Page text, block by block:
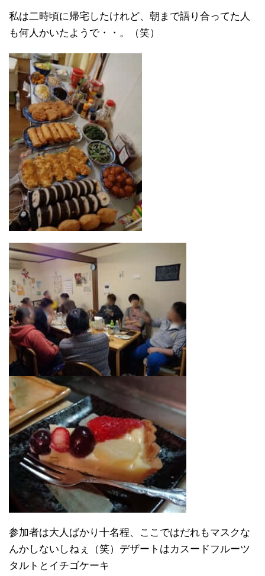
私は二時頃に帰宅したけれど、朝まで語り合ってた人
も何人かいたようで・・。（笑）
参加者は大人ばかり十名程、ここではだれもマスクな
んかしないしねぇ（笑）デザートはカスードフルーツ
タルトとイチゴケーキ